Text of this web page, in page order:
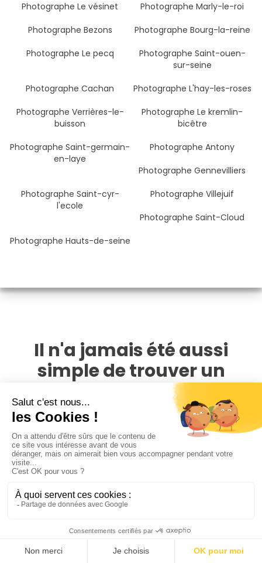
Photographe Le vésinet
Photographe Marly-le-roi
Photographe Bezons
Photographe Bourg-la-reine
Photographe Le pecq
Photographe Saint-ouen-
sur-seine
Photographe Cachan
Photographe L'hay-les-roses
Photographe Verrières-le-
buisson
Photographe Le kremlin-
bicêtre
Photographe Saint-germain-
en-laye
Photographe Antony
Photographe Gennevilliers
Photographe Saint-cyr-
l'ecole
Photographe Villejuif
Photographe Saint-Cloud
Photographe Hauts-de-seine
Il n'a jamais été aussi
simple de trouver un
photographe portrait à
Saint-Cloud
PhotoPresta rassemble plus de 4 000 photographes à
travers la France. En 1 clic, comparez toutes les offres
disponibles autour du lieu de votre portrait pour ne payer
portrait à Saint-Cloud qui correspond à vos envies et à
Pour bien comparer les offers des photographes sur
PhotoPresta, nous vous conseillons avant tout de regarder